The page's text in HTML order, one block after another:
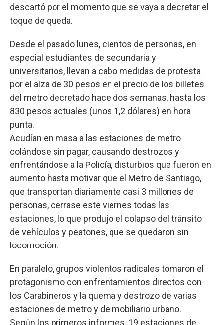
descartó por el momento que se vaya a decretar el
toque de queda.
Desde el pasado lunes, cientos de personas, en
especial estudiantes de secundaria y
universitarios, llevan a cabo medidas de protesta
por el alza de 30 pesos en el precio de los billetes
del metro decretado hace dos semanas, hasta los
830 pesos actuales (unos 1,2 dólares) en hora
punta.
Acudían en masa a las estaciones de metro
colándose sin pagar, causando destrozos y
enfrentándose a la Policía, disturbios que fueron en
aumento hasta motivar que el Metro de Santiago,
que transportan diariamente casi 3 millones de
personas, cerrase este viernes todas las
estaciones, lo que produjo el colapso del tránsito
de vehículos y peatones, que se quedaron sin
locomoción.
En paralelo, grupos violentos radicales tomaron el
protagonismo con enfrentamientos directos con
los Carabineros y la quema y destrozo de varias
estaciones de metro y de mobiliario urbano.
Según los primeros informes, 19 estaciones de